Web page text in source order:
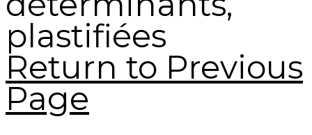
plastifiées
Return to Previous
Page